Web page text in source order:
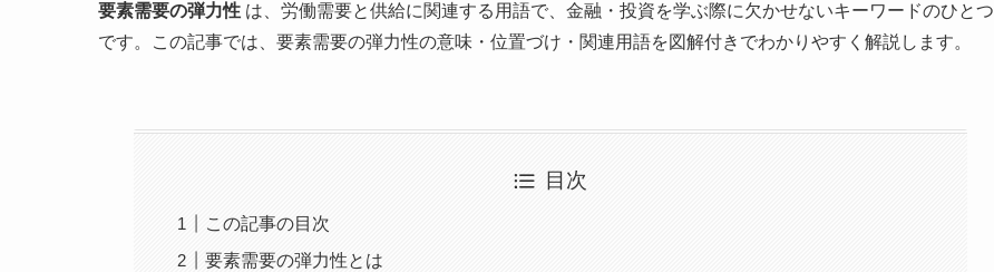
要素需要の弾力性 は、労働需要と供給に関連する用語で、金融・投資を学ぶ際に欠かせないキーワードのひとつ
です。この記事では、要素需要の弾力性の意味・位置づけ・関連用語を図解付きでわかりやすく解説します。
目次
この記事の目次
要素需要の弾力性とは